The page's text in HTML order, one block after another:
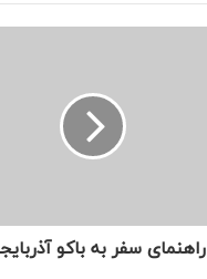
راهنمای سفر به باکو